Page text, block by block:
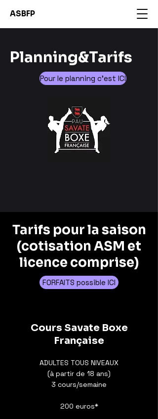
ASBFP
Planning&Tarifs
Pour le planning c'est ICI
Tarifs pour la saison
(cotisation ASM et
licence comprise)
FORFAITS possible ICI
Cours Savate Boxe
Française
ADULTES TOUS NIVEAUX
(à partir de 18 ans)
3 cours/semaine
200 euros*